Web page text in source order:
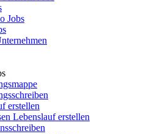
Jobs
erstellen
Lebenslauf erstellen